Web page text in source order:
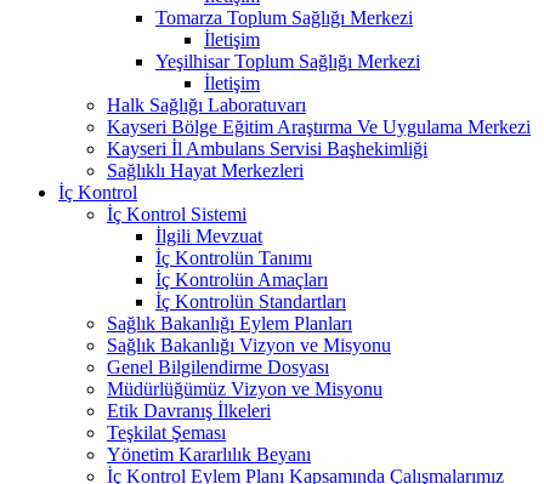
Tomarza Toplum Sağlığı Merkezi
İletişim
Yeşilhisar Toplum Sağlığı Merkezi
İletişim
Halk Sağlığı Laboratuvarı
Kayseri Bölge Eğitim Araştırma Ve Uygulama Merkezi
Kayseri İl Ambulans Servisi Başhekimliği
Sağlıklı Hayat Merkezleri
İç Kontrol
İç Kontrol Sistemi
İlgili Mevzuat
İç Kontrolün Tanımı
İç Kontrolün Amaçları
İç Kontrolün Standartları
Sağlık Bakanlığı Eylem Planları
Sağlık Bakanlığı Vizyon ve Misyonu
Genel Bilgilendirme Dosyası
Müdürlüğümüz Vizyon ve Misyonu
Etik Davranış İlkeleri
Teşkilat Şeması
Yönetim Kararlılık Beyanı
İç Kontrol Eylem Planı Kapsamında Çalışmalarımız